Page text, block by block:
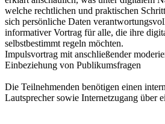
welche rechtlichen und praktischen
sich persönliche Daten
informativer Vortrag für alle, die ihre
selbstbestimmt regeln möchten.
Impulsvortrag mit anschließender
Einbeziehung von Publikumsfragen
Die Teilnehmenden benötigen einen
Lautsprecher sowie Internetzugang über